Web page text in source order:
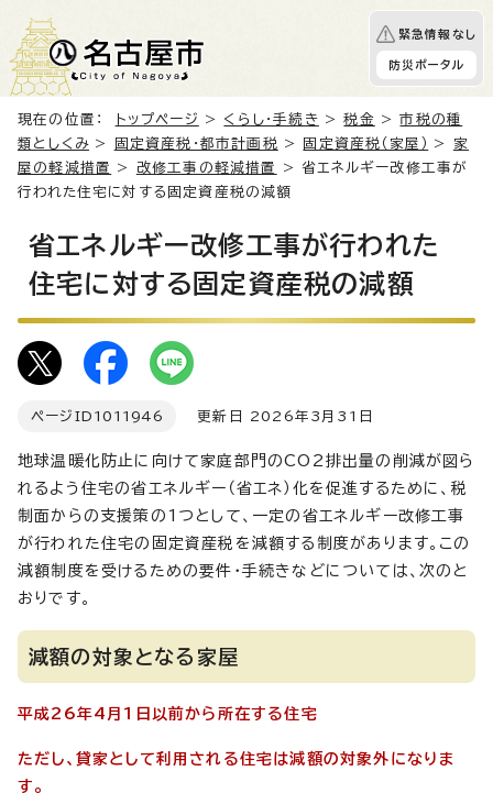
緊急情報なし
防災ポータル
現在の位置： トップページ > くらし・手続き >税金 >市税の種
類としくみ > 固定資産税・都市計画税 > 固定資産税（家屋） > 家
屋の軽減措置
> 改修工事の軽減措置
> 省エネルギー改修工事が
行われた住宅に対する固定資産税の減額
省エネルギー改修工事が行われた
住宅に対する固定資産税の減額
ページID 1011946 更新日 2026年3月31日
地球温暖化防止に向けて家庭部門のCO2排出量の削減が図ら
れるよう住宅の省エネルギー（省エネ）化を促進するために、税
制面からの支援策の1つとして、一定の省エネルギー改修工事
が行われた住宅の固定資産税を減額する制度があります。この
減額制度を受けるための要件・手続きなどについては、次のと
おりです。
減額の対象となる家屋
平成26年4月1日以前から所在する住宅
ただし、貸家として利用される住宅は減額の対象外になりま
す。